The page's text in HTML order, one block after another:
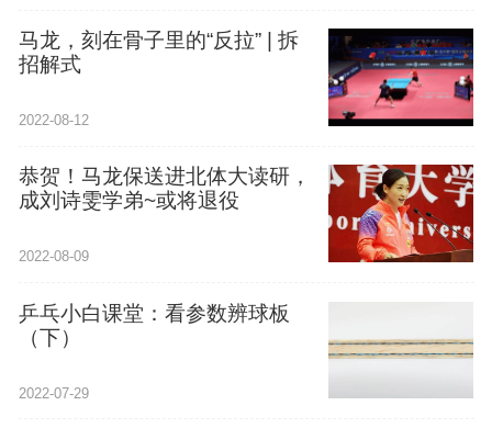
马龙，刻在骨子里的“反拉” | 拆
招解式
2022-08-12
恭贺！马龙保送进北体大读研，
成刘诗雯学弟~或将退役
2022-08-09
乒乓小白课堂：看参数辨球板
（下）
2022-07-29